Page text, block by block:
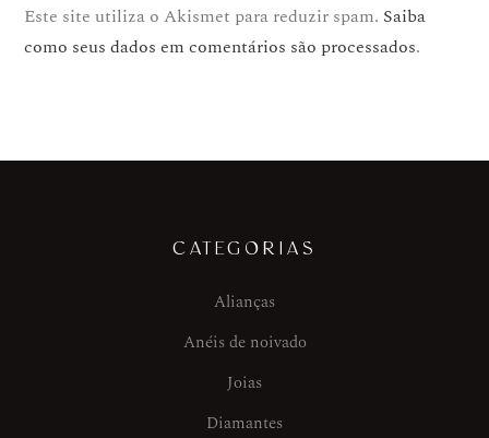
Este site utiliza o Akismet para reduzir spam. Saiba
como seus dados em comentários são processados.
CATEGORIAS
Alianças
Anéis de noivado
Joias
Diamantes